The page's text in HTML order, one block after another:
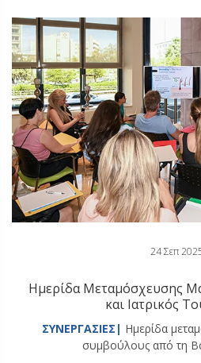
24 Σεπ
Ημερίδα Μεταμόσχευσης
και Ιατρικός
ΣΥΝΕΡΓΑΣΙΕΣ| Ημερίδα
συμβούλους από τη